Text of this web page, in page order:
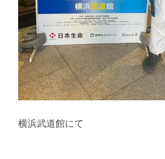
横浜武道館にて